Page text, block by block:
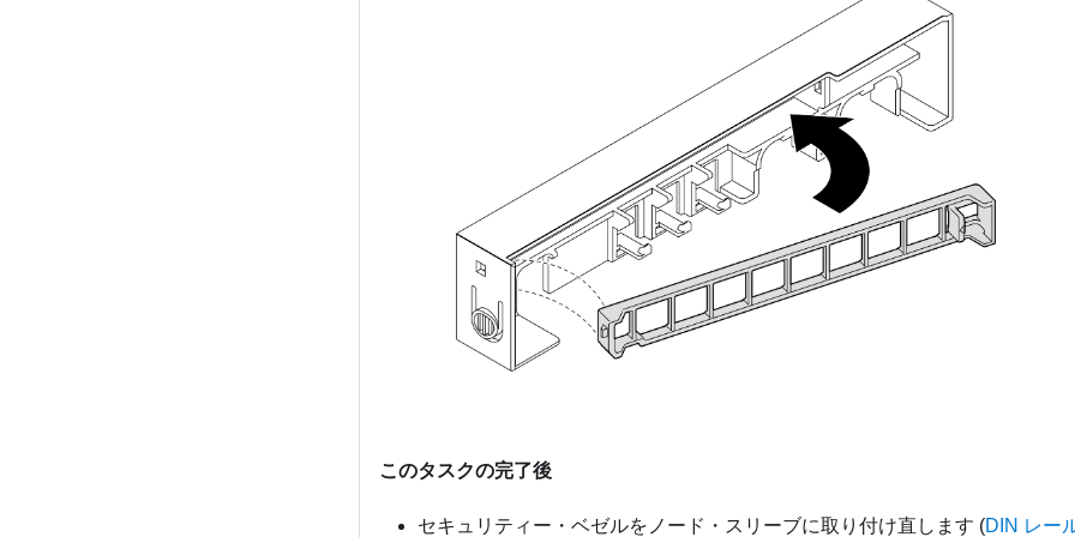
このタスクの完了後
セキュリティー・ベゼルをノード・スリーブに取り付け直します (DIN レー